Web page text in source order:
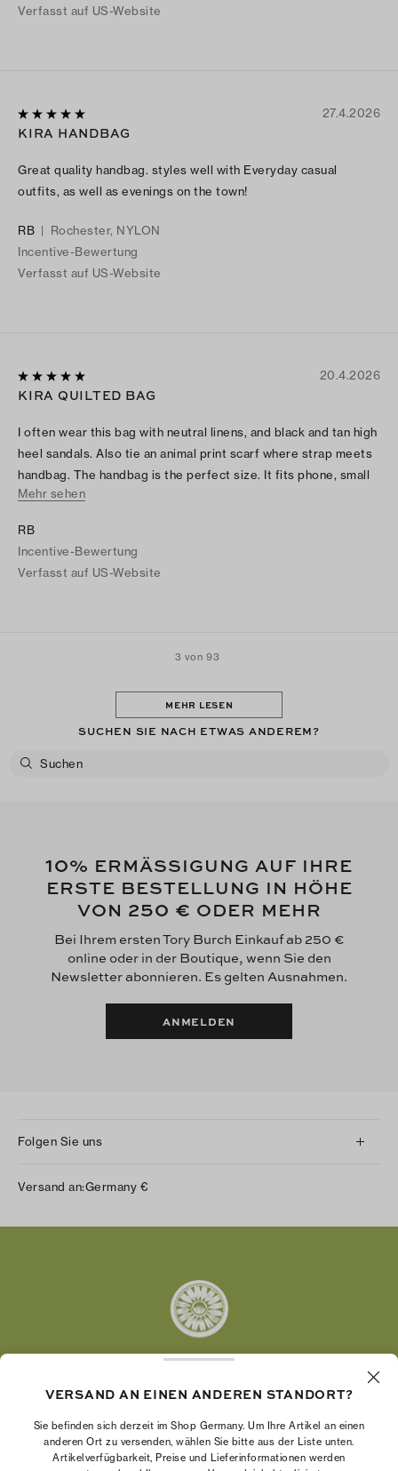
Verfasst auf US-Website
27.4.2026
KIRA HANDBAG
Great quality handbag. styles well with Everyday casual
outfits, as well as evenings on the town!
RB | Rochester, NYLON
Incentive-Bewertung
Verfasst auf US-Website
20.4.2026
KIRA QUILTED BAG
I often wear this bag with neutral linens, and black and tan high
heel sandals. Also tie an animal print scarf where strap meets
handbag. The handbag is the perfect size. It fits phone, small
makeup case, keys, etc.
Mehr sehen
RB
Incentive-Bewertung
Verfasst auf US-Website
3 von 93
MEHR LESEN
SUCHEN SIE NACH ETWAS ANDEREM?
10% ERMÄSSIGUNG AUF IHRE
ERSTE BESTELLUNG IN HÖHE
VON 250 € ODER MEHR
Bei Ihrem ersten Tory Burch Einkauf ab 250 €
online oder in der Boutique, wenn Sie den
Newsletter abonnieren. Es gelten Ausnahmen.
ANMELDEN
Folgen Sie uns
Twitter
Versand an:Germany €
Die Tory Burch Foundation stärkt die
Unternehmerinnen dabei unterstützt, ein starkes
und beständiges Unternehmen aufzubauen.
VERSAND AN EINEN ANDEREN STANDORT?
Sie befinden sich derzeit im Shop Germany. Um Ihre Artikel an einen
anderen Ort zu versenden, wählen Sie bitte aus der Liste unten.
Artikelverfügbarkeit, Preise und Lieferinformationen werden